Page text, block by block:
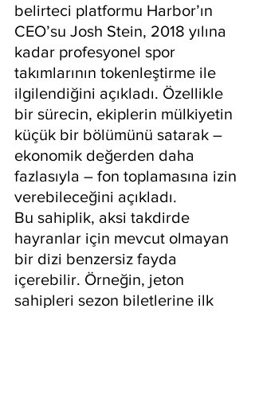
belirteci platformu Harbor’ın
CEO’su Josh Stein, 2018 yılına
kadar profesyonel spor
takımlarının tokenleştirme ile
ilgilendiğini açıkladı. Özellikle
bir sürecin, ekiplerin mülkiyetin
küçük bir bölümünü satarak –
ekonomik değerden daha
fazlasıyla – fon toplamasına izin
verebileceğini açıkladı.
Bu sahiplik, aksi takdirde
hayranlar için mevcut olmayan
bir dizi benzersiz fayda
içerebilir. Örneğin, jeton
sahipleri sezon biletlerine ilk